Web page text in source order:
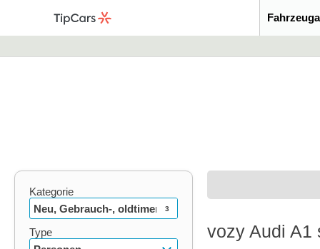
Kategorie
Neu, Gebrauch-, oldtimer
3
Type
vozy Audi A1